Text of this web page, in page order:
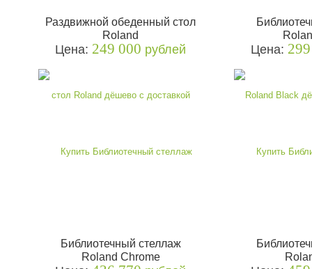
Раздвижной обеденный стол
Roland
Цена: 249 000 рублей Цена:
Библиотечный стеллаж
Roland Chrome